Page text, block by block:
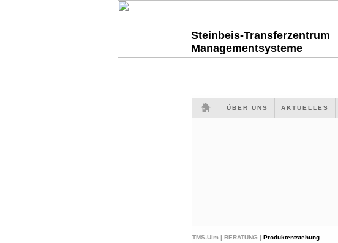
Steinbeis-Transferzentrum
Managementsysteme
ÜBER UNS AKTUELLES
TMS-Ulm | BERATUNG | Produktentstehung